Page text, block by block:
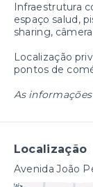
Infraestrutura
espaço salud,
sharing,
Localização
pontos de
As
Localização
Avenida João